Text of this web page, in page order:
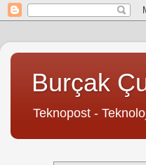
Burçak
Teknopost -